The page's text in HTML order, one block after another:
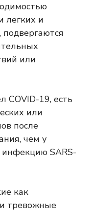
легких и
подвергаются
или
COVID-19, есть
или
после
чем у
инфекцию SARS-
как
и тревожные